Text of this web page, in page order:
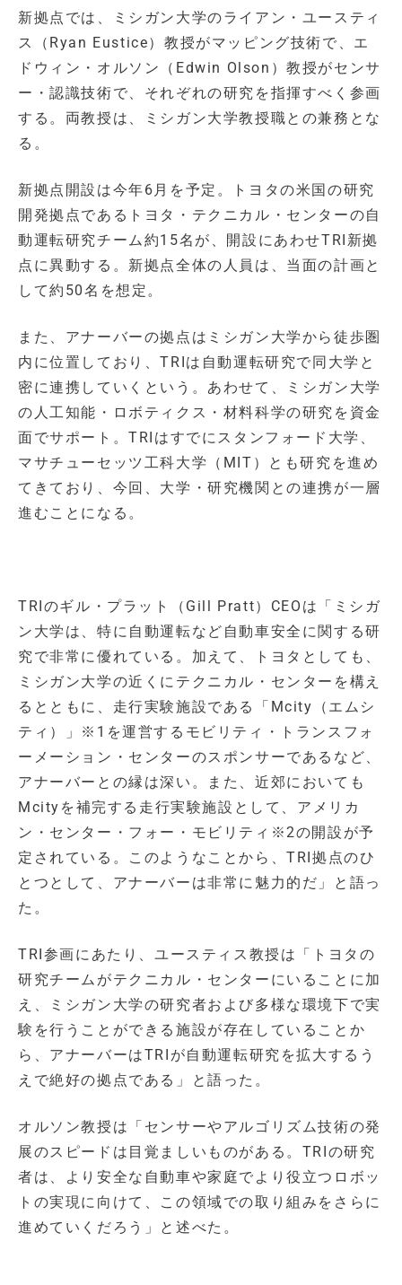
新拠点では、ミシガン大学のライアン・ユースティ
ス（Ryan Eustice）教授がマッピング技術で、エ
ドウィン・オルソン（Edwin Olson）教授がセンサ
ー・認識技術で、それぞれの研究を指揮すべく参画
する。両教授は、ミシガン大学教授職との兼務とな
る。
新拠点開設は今年6月を予定。トヨタの米国の研究
開発拠点であるトヨタ・テクニカル・センターの自
動運転研究チーム約15名が、開設にあわせTRI新拠
点に異動する。新拠点全体の人員は、当面の計画と
して約50名を想定。
また、アナーバーの拠点はミシガン大学から徒歩圏
内に位置しており、TRIは自動運転研究で同大学と
密に連携していくという。あわせて、ミシガン大学
の人工知能・ロボティクス・材料科学の研究を資金
面でサポート。TRIはすでにスタンフォード大学、
マサチューセッツ工科大学（MIT）とも研究を進め
てきており、今回、大学・研究機関との連携が一層
進むことになる。
TRIのギル・プラット（Gill Pratt）CEOは「ミシガ
ン大学は、特に自動運転など自動車安全に関する研
究で非常に優れている。加えて、トヨタとしても、
ミシガン大学の近くにテクニカル・センターを構え
るとともに、走行実験施設である「Mcity（エムシ
ティ）」※1を運営するモビリティ・トランスフォ
ーメーション・センターのスポンサーであるなど、
アナーバーとの縁は深い。また、近郊においても
Mcityを補完する走行実験施設として、アメリカ
ン・センター・フォー・モビリティ※2の開設が予
定されている。このようなことから、TRI拠点のひ
とつとして、アナーバーは非常に魅力的だ」と語っ
た。
TRI参画にあたり、ユースティス教授は「トヨタの
研究チームがテクニカル・センターにいることに加
え、ミシガン大学の研究者および多様な環境下で実
験を行うことができる施設が存在していることか
ら、アナーバーはTRIが自動運転研究を拡大するう
えで絶好の拠点である」と語った。
オルソン教授は「センサーやアルゴリズム技術の発
展のスピードは目覚ましいものがある。TRIの研究
者は、より安全な自動車や家庭でより役立つロボッ
トの実現に向けて、この領域での取り組みをさらに
進めていくだろう」と述べた。